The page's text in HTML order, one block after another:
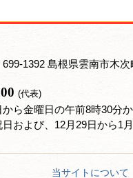
1392 島根県雲南市木次
(代表)
ら金曜日の午前8時30分
日および、12月29日から1
当サイトについて